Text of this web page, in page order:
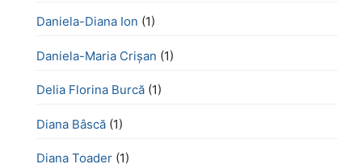
Daniela-Diana Ion (1)
Daniela-Maria Crișan (1)
Delia Florina Burcă (1)
Diana Bâscă (1)
Diana Toader (1)